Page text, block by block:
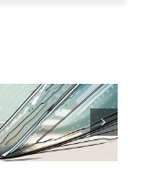
7
Expertentipps
für maximale